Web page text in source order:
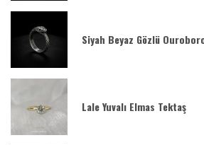
Siyah Beyaz Gözlü
Lale Yuvalı Elmas Tektaş